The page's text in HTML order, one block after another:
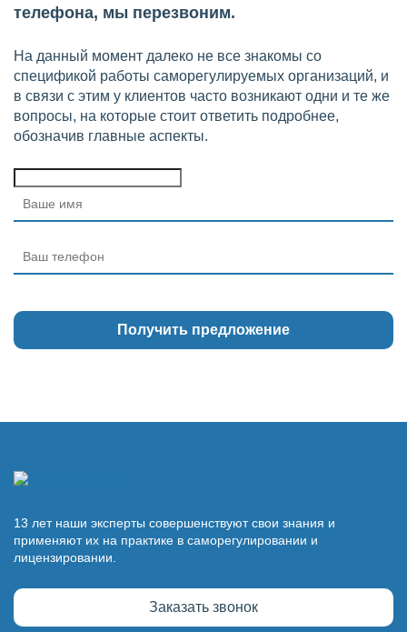
телефона, мы перезвоним.
На данный момент далеко не все знакомы со
спецификой работы саморегулируемых организаций, и
в связи с этим у клиентов часто возникают одни и те же
вопросы, на которые стоит ответить подробнее,
обозначив главные аспекты.
13 лет наши эксперты совершенствуют свои знания и
применяют их на практике в саморегулировании и
лицензировании.
Заказать звонок